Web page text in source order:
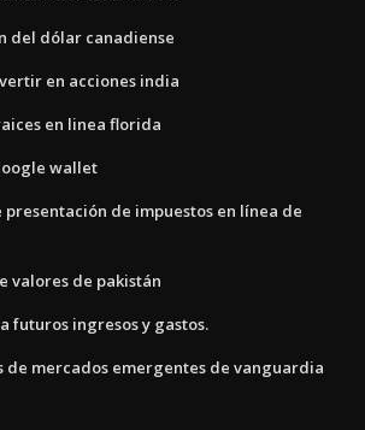
del dólar canadiense
en acciones india
en linea florida
wallet
de impuestos en línea de
valores de pakistán
futuros ingresos y gastos.
de mercados emergentes de vanguardia